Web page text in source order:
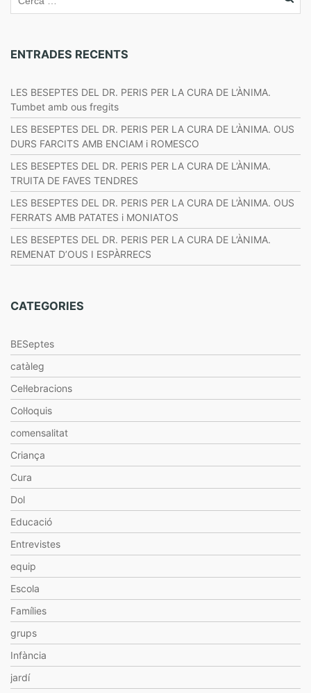
ENTRADES RECENTS
LES BESEPTES DEL DR. PERIS PER LA CURA DE L’ÀNIMA.
Tumbet amb ous fregits
LES BESEPTES DEL DR. PERIS PER LA CURA DE L’ÀNIMA. OUS
DURS FARCITS AMB ENCIAM i ROMESCO
LES BESEPTES DEL DR. PERIS PER LA CURA DE L’ÀNIMA.
TRUITA DE FAVES TENDRES
LES BESEPTES DEL DR. PERIS PER LA CURA DE L’ÀNIMA. OUS
FERRATS AMB PATATES i MONIATOS
LES BESEPTES DEL DR. PERIS PER LA CURA DE L’ÀNIMA.
REMENAT D’OUS I ESPÀRRECS
CATEGORIES
BESeptes
catàleg
Cel·lebracions
Col·loquis
comensalitat
Criança
Cura
Dol
Educació
Entrevistes
equip
Escola
Famílies
grups
Infància
jardí